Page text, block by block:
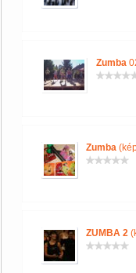
Zumba
Zumba
ZUMBA 2